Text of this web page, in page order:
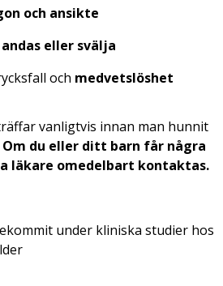
och ansikte
eller svälja
och medvetslöshet
vanligtvis innan man hunnit
Om du eller ditt barn får några
läkare omedelbart kontaktas.
under kliniska studier hos